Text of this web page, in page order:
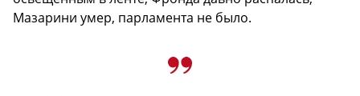
Мазарини умер, парламента не было.